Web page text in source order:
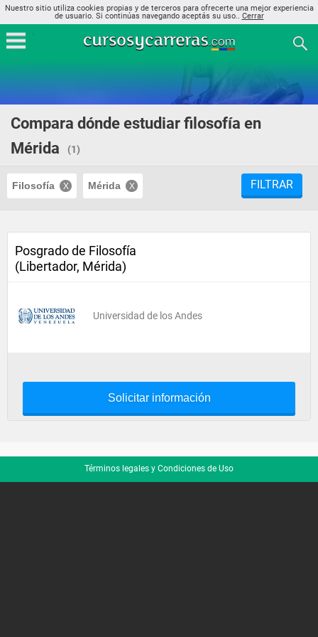
Nuestro sitio utiliza cookies propias y de terceros para ofrecerte una mejor experiencia
de usuario. Si continúas navegando aceptás su uso.. Cerrar
Compara dónde estudiar filosofía en
Mérida
(1)
Filosofía Mérida FILTRAR
Posgrado de Filosofía
(Libertador, Mérida)
Universidad de los Andes
Solicitar información
Términos legales y Condiciones de Uso